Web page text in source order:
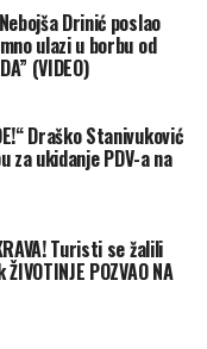
iz sastava
nivo.
logističku
dodatno potvrđuje
BiH.
Drinić poslao
ulazi u borbu od
(VIDEO)
Draško Stanivuković
za ukidanje PDV-a na
Turisti se žalili
POZVAO NA